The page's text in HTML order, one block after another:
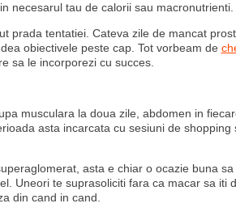
necesarul tau de calorii sau macronutrienti.
prada tentatiei. Cateva zile de mancat prost
obiectivele peste cap. Tot vorbeam de
sa le incorporezi cu succes.
musculara la doua zile, abdomen in
asta incarcata cu sesiuni de shopping
asta e chiar o ocazie buna sa
Uneori te suprasoliciti fara ca macar sa iti
din cand in cand.